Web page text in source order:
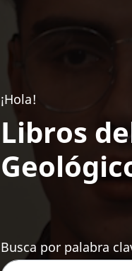
¡Hola!
Libros
Busca por palabra